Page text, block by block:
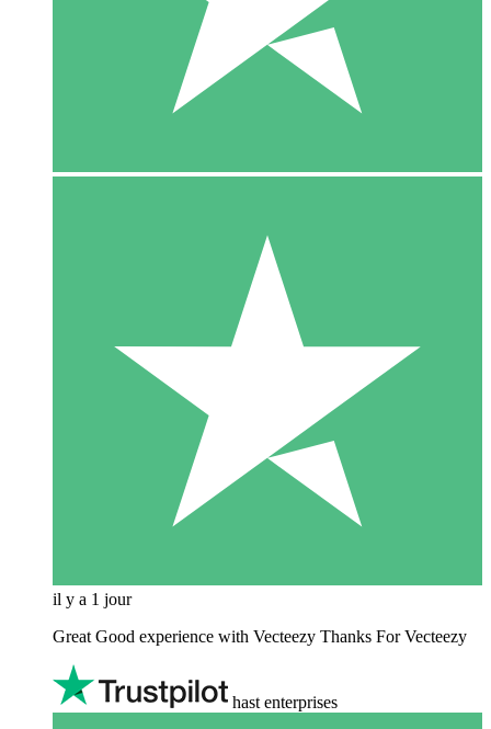
il y a 1 jour
Great Good experience with Vecteezy Thanks For Vecteezy
hast enterprises